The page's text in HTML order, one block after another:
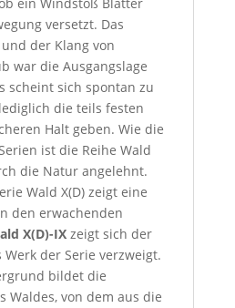
versetzt. Das
der Klang von
war die Ausgangslage
scheint sich spontan zu
die teils festen
Halt geben. Wie die
ist die Reihe Wald
die Natur angelehnt.
Wald X(D) zeigt eine
den erwachenden
X(D)-IXzeigt sich der
der Serie verzweigt.
bildet die
Waldes, von dem aus die